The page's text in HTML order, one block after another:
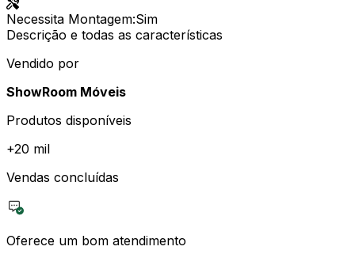
Necessita Montagem:Sim
Descrição e todas as características
Vendido por
ShowRoom Móveis
Produtos disponíveis
+20 mil
Vendas concluídas
Oferece um bom atendimento